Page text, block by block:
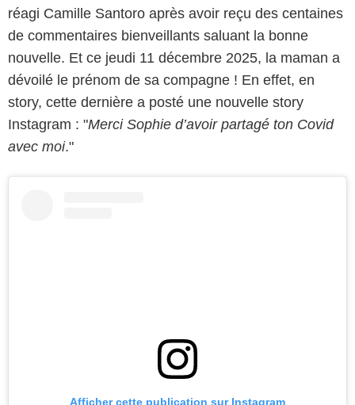
réagi Camille Santoro après avoir reçu des centaines
de commentaires bienveillants saluant la bonne
nouvelle. Et ce jeudi 11 décembre 2025, la maman a
dévoilé le prénom de sa compagne ! En effet, en
story, cette dernière a posté une nouvelle story
Instagram : "Merci Sophie d’avoir partagé ton Covid
avec moi."
Afficher cette publication sur Instagram